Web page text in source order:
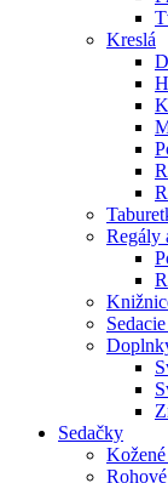
Kreslá
Regály
Sedačky